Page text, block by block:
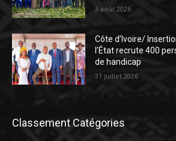
3 août 2026
Côte d’Ivoire/
l’État recrute 400
de handicap
31 juillet 2026
Classement Catégories